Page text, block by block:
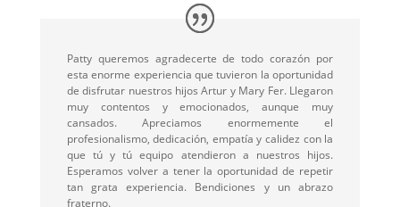
Patty queremos agradecerte de todo corazón por
esta enorme experiencia que tuvieron la oportunidad
de disfrutar nuestros hijos Artur y Mary Fer. Llegaron
muy contentos y emocionados, aunque muy
cansados. Apreciamos enormemente el
profesionalismo, dedicación, empatía y calidez con la
que tú y tú equipo atendieron a nuestros hijos.
Esperamos volver a tener la oportunidad de repetir
tan grata experiencia. Bendiciones y un abrazo
fraterno.